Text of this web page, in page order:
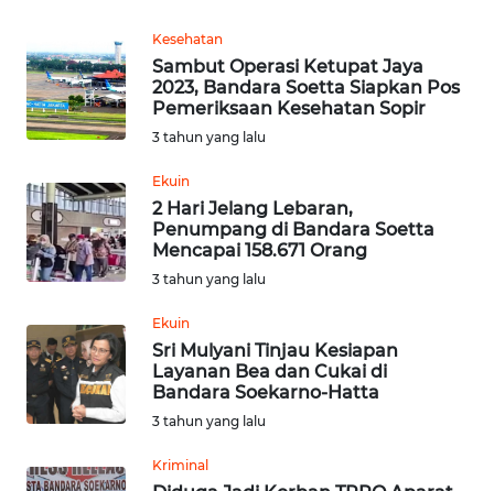
Kesehatan
Sambut Operasi Ketupat Jaya
2023, Bandara Soetta Siapkan Pos
Pemeriksaan Kesehatan Sopir
3 tahun yang lalu
Ekuin
2 Hari Jelang Lebaran,
Penumpang di Bandara Soetta
Mencapai 158.671 Orang
3 tahun yang lalu
Ekuin
Sri Mulyani Tinjau Kesiapan
Layanan Bea dan Cukai di
Bandara Soekarno-Hatta
3 tahun yang lalu
Kriminal
WN
KALTENG
WN
WN
KALSEL
WN
SULSEL
GORONTALO